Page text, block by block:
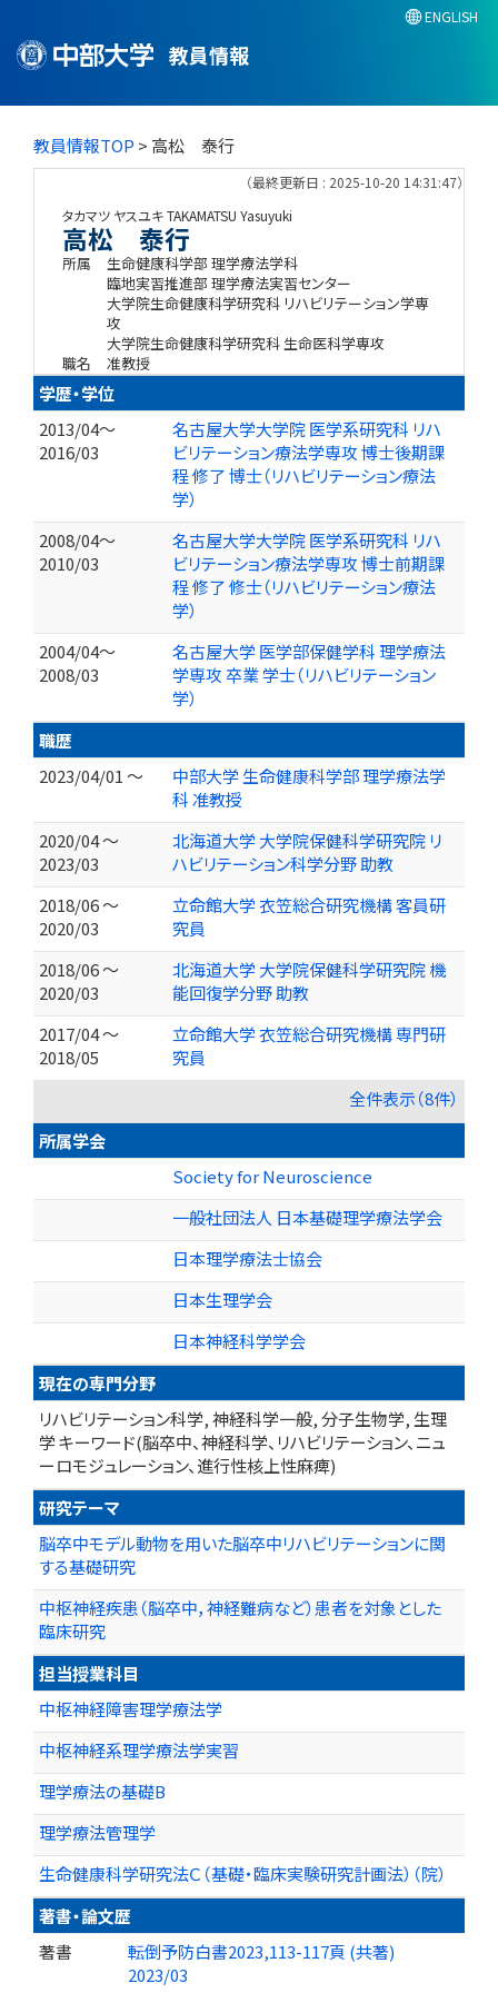
教員情報
ENGLISH
教員情報TOP > 高松 泰行
（最終更新日 : 2025-10-20 14:31:47）
タカマツ ヤスユキTAKAMATSU Yasuyuki
高松 泰行
所属
生命健康科学部 理学療法学科
臨地実習推進部 理学療法実習センター
大学院生命健康科学研究科 リハビリテーション学専
攻
大学院生命健康科学研究科 生命医科学専攻
職名
准教授
学歴・学位
2013/04～
2016/03
名古屋大学大学院 医学系研究科 リハ
ビリテーション療法学専攻 博士後期課
程 修了 博士（リハビリテーション療法
学）
2008/04～
2010/03
名古屋大学大学院 医学系研究科 リハ
ビリテーション療法学専攻 博士前期課
程 修了 修士（リハビリテーション療法
学）
2004/04～
2008/03
名古屋大学 医学部保健学科 理学療法
学専攻 卒業 学士（リハビリテーション
学）
職歴
2023/04/01 ～
中部大学 生命健康科学部 理学療法学
科 准教授
2020/04 ～
2023/03
北海道大学 大学院保健科学研究院 リ
ハビリテーション科学分野 助教
2018/06 ～
2020/03
立命館大学 衣笠総合研究機構 客員研
究員
2018/06 ～
2020/03
北海道大学 大学院保健科学研究院 機
能回復学分野 助教
2017/04 ～
2018/05
立命館大学 衣笠総合研究機構 専門研
究員
全件表示（8件）
所属学会
Society for Neuroscience
一般社団法人 日本基礎理学療法学会
日本理学療法士協会
日本生理学会
日本神経科学学会
現在の専門分野
リハビリテーション科学, 神経科学一般, 分子生物学, 生理
学 キーワード(脳卒中、神経科学、リハビリテーション、ニュ
ーロモジュレーション、進行性核上性麻痺)
研究テーマ
脳卒中モデル動物を用いた脳卒中リハビリテーションに関
する基礎研究
中枢神経疾患（脳卒中，神経難病など）患者を対象とした
臨床研究
担当授業科目
中枢神経障害理学療法学
中枢神経系理学療法学実習
理学療法の基礎B
理学療法管理学
生命健康科学研究法Ｃ（基礎・臨床実験研究計画法）（院）
著書・論文歴
著書
転倒予防白書2023,113-117頁 (共著)
2023/03